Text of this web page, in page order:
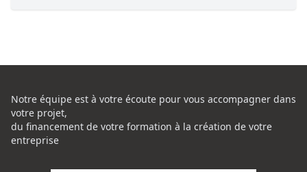
Notre équipe est à votre écoute pour vous accompagner dans
votre projet,
du financement de votre formation à la création de votre
entreprise